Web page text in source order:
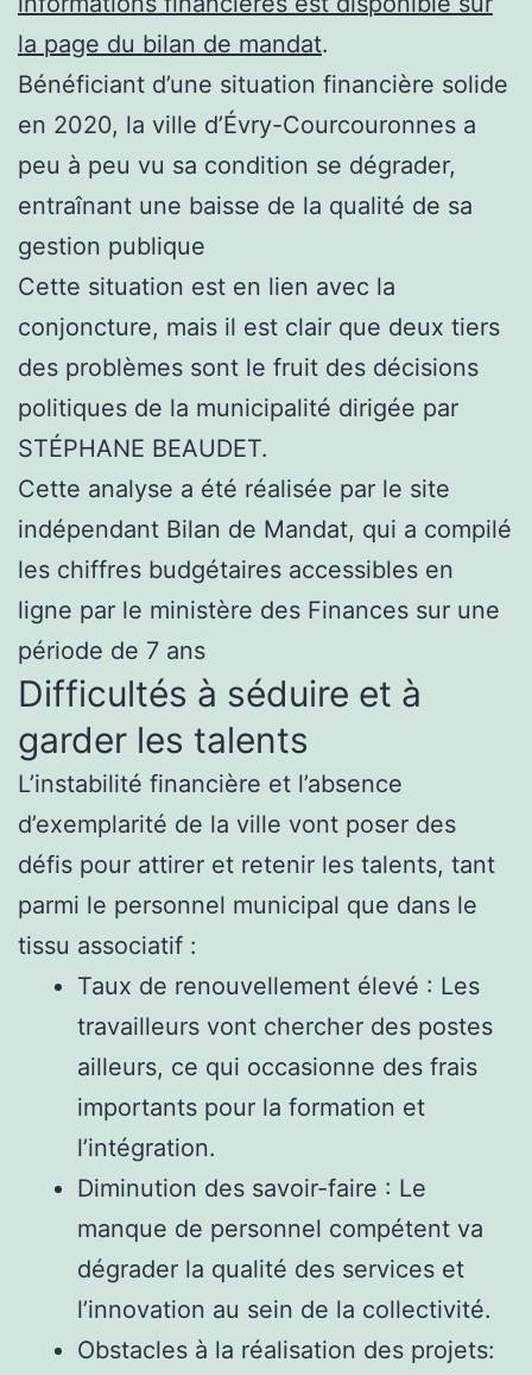
la page du bilan de mandat.
Bénéficiant d’une situation financière solide
en 2020, la ville d’Évry-Courcouronnes a
peu à peu vu sa condition se dégrader,
entraînant une baisse de la qualité de sa
gestion publique
Cette situation est en lien avec la
conjoncture, mais il est clair que deux tiers
des problèmes sont le fruit des décisions
politiques de la municipalité dirigée par
STÉPHANE BEAUDET.
Cette analyse a été réalisée par le site
indépendant Bilan de Mandat, qui a compilé
les chiffres budgétaires accessibles en
ligne par le ministère des Finances sur une
période de 7 ans
Difficultés à séduire et à
garder les talents
L’instabilité financière et l’absence
d’exemplarité de la ville vont poser des
défis pour attirer et retenir les talents, tant
parmi le personnel municipal que dans le
tissu associatif :
Taux de renouvellement élevé : Les
travailleurs vont chercher des postes
ailleurs, ce qui occasionne des frais
importants pour la formation et
l’intégration.
Diminution des savoir-faire : Le
manque de personnel compétent va
dégrader la qualité des services et
l’innovation au sein de la collectivité.
Obstacles à la réalisation des projets: